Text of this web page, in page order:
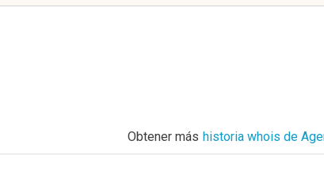
Obtener más historia whois de